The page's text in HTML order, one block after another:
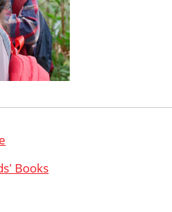
Books